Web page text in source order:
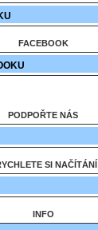
FACEBOOK
PODPOŘTE NÁS
SI NAČÍTÁNÍ
INFO